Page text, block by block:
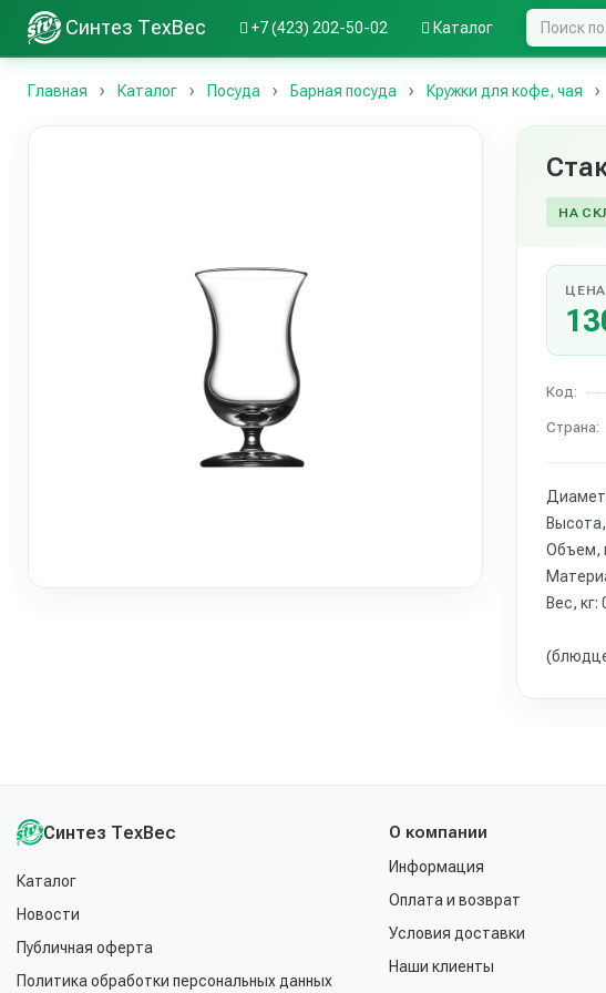
Синтез ТехВес +7 (423) 202-50-02 Каталог
Главная Каталог Посуда Барная посуда Кружки для кофе, чая
НА
ЦЕНА
Код:
Страна:
Объем,
Вес, кг:
Синтез ТехВес
Каталог
Новости
Публичная оферта
Политика обработки персональных данных
О компании
Информация
Оплата и возврат
Условия доставки
Наши клиенты